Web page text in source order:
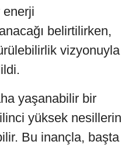
enerji
belirtilirken,
vizyonuyla
yaşanabilir bir
yüksek nesillerin
Bu inançla, başta